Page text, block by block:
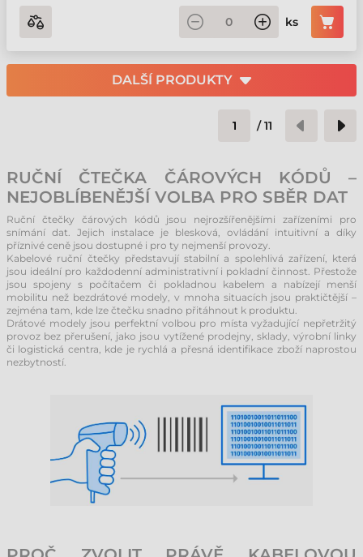
ks
DALŠÍ PRODUKTY
/11
RUČNÍ ČTEČKA ČÁROVÝCH KÓDŮ –
NEJOBLÍBENĚJŠÍ VOLBA PRO SBĚR DAT
Ruční čtečky čárových kódů jsou nejrozšířenějšími zařízeními pro
snímání dat. Jejich instalace je blesková, ovládání intuitivní a díky
příznivé ceně jsou dostupné i pro ty nejmenší provozy.
Kabelové ruční čtečky představují stabilní a spolehlivá zařízení, která
jsou ideální pro každodenní administrativní i pokladní činnost. Přestože
jsou spojeny s počítačem či pokladnou kabelem a nabízejí menší
mobilitu než bezdrátové modely, v mnoha situacích jsou praktičtější –
zejména tam, kde lze čtečku snadno přitáhnout k produktu.
Drátové modely jsou perfektní volbou pro místa vyžadující nepřetržitý
provoz bez přerušení, jako jsou vytížené prodejny, sklady, výrobní linky
či logistická centra, kde je rychlá a přesná identifikace zboží naprostou
nezbytností.